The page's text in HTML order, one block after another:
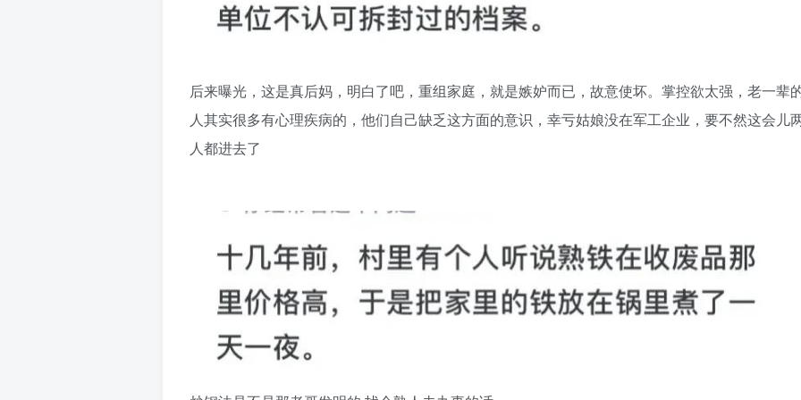
后来曝光，这是真后妈，明白了吧，重组家庭，就是嫉妒而已，故意使坏。掌控欲太强，老一辈
人其实很多有心理疾病的，他们自己缺乏这方面的意识，幸亏姑娘没在军工企业，要不然这会儿
人都进去了